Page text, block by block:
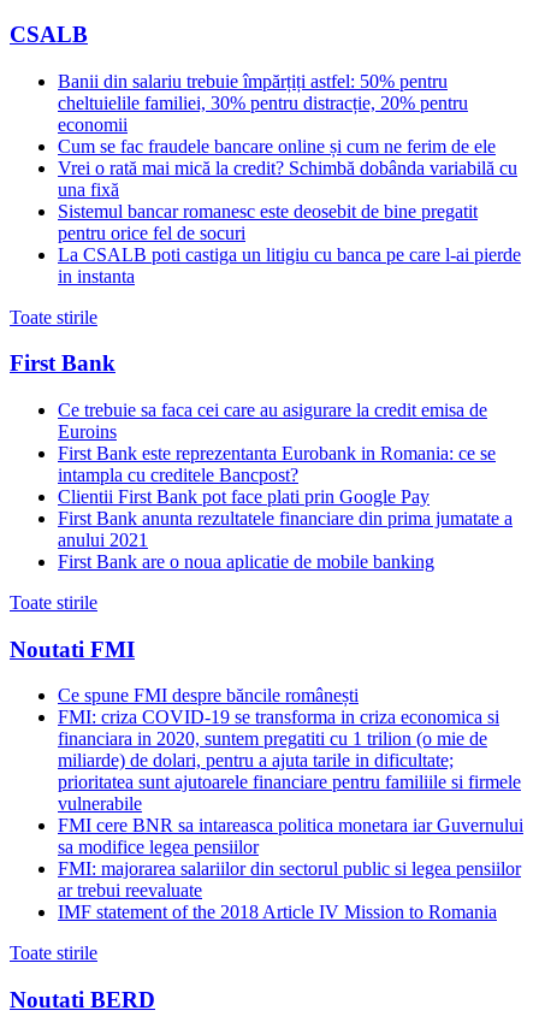
CSALB
Banii din salariu trebuie împărțiți astfel: 50% pentru
cheltuielile familiei, 30% pentru distracție, 20% pentru
economii
Cum se fac fraudele bancare online și cum ne ferim de ele
Vrei o rată mai mică la credit? Schimbă dobânda variabilă cu
una fixă
Sistemul bancar romanesc este deosebit de bine pregatit
pentru orice fel de socuri
La CSALB poti castiga un litigiu cu banca pe care l-ai pierde
in instanta
Toate stirile
First Bank
Ce trebuie sa faca cei care au asigurare la credit emisa de
Euroins
First Bank este reprezentanta Eurobank in Romania: ce se
intampla cu creditele Bancpost?
Clientii First Bank pot face plati prin Google Pay
First Bank anunta rezultatele financiare din prima jumatate a
anului 2021
First Bank are o noua aplicatie de mobile banking
Toate stirile
Noutati FMI
Ce spune FMI despre băncile românești
FMI: criza COVID-19 se transforma in criza economica si
financiara in 2020, suntem pregatiti cu 1 trilion (o mie de
miliarde) de dolari, pentru a ajuta tarile in dificultate;
prioritatea sunt ajutoarele financiare pentru familiile si firmele
vulnerabile
FMI cere BNR sa intareasca politica monetara iar Guvernului
sa modifice legea pensiilor
FMI: majorarea salariilor din sectorul public si legea pensiilor
ar trebui reevaluate
IMF statement of the 2018 Article IV Mission to Romania
Toate stirile
Noutati BERD